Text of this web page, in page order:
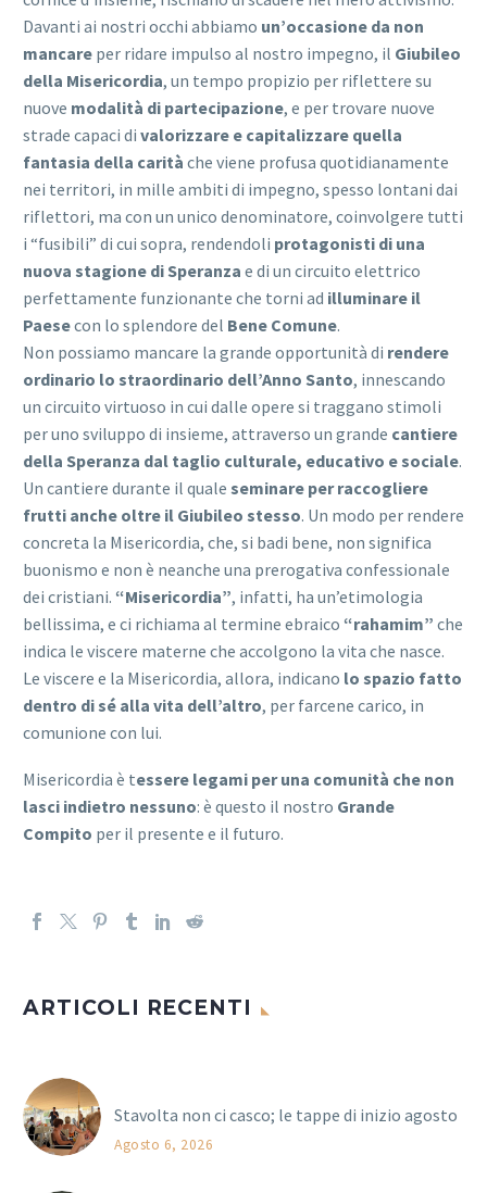
Davanti ai nostri occhi abbiamo un’occasione da non
mancare per ridare impulso al nostro impegno, il Giubileo
della Misericordia, un tempo propizio per riflettere su
nuove modalità di partecipazione, e per trovare nuove
strade capaci di valorizzare e capitalizzare quella
fantasia della carità che viene profusa quotidianamente
nei territori, in mille ambiti di impegno, spesso lontani dai
riflettori, ma con un unico denominatore, coinvolgere tutti
i “fusibili” di cui sopra, rendendoli protagonisti di una
nuova stagione di Speranza e di un circuito elettrico
perfettamente funzionante che torni ad illuminare il
Paesecon lo splendore del Bene Comune.
Non possiamo mancare la grande opportunità di rendere
ordinario lo straordinario dell’Anno Santo, innescando
un circuito virtuoso in cui dalle opere si traggano stimoli
per uno sviluppo di insieme, attraverso un grande cantiere
della Speranza dal taglio culturale, educativo e sociale.
Un cantiere durante il quale seminare per raccogliere
frutti anche oltre il Giubileo stesso. Un modo per rendere
concreta la Misericordia, che, si badi bene, non significa
buonismo e non è neanche una prerogativa confessionale
dei cristiani. “Misericordia”, infatti, ha un’etimologia
bellissima, e ci richiama al termine ebraico “rahamim” che
indica le viscere materne che accolgono la vita che nasce.
Le viscere e la Misericordia, allora, indicano lo spazio fatto
dentro di sé alla vita dell’altro, per farcene carico, in
comunione con lui.
Misericordia è tessere legami per una comunità che non
lasci indietro nessuno: è questo il nostro Grande
Compito per il presente e il futuro.
ARTICOLI RECENTI
Stavolta non ci casco; le tappe di inizio agosto
Agosto 6, 2026